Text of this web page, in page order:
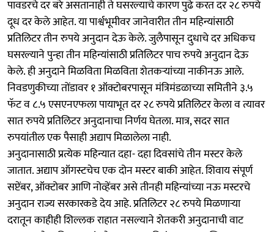
पावडरचे दर बरे असतानाही ते घसरल्याचे कारण पुढे करत दर २८ रुपये
दूध दर केले आहेत. या पार्श्वभूमीवर जानेवारीत तीन महिन्यांसाठी
प्रतिलिटर तीन रुपये अनुदान देऊ केले. जुलैपासून दुधाचे दर अधिकच
घसरल्याने पुन्हा तीन महिन्यांसाठी प्रतिलिटर पाच रुपये अनुदान देऊ
केले. ही अनुदाने मिळविता मिळविता शेतकऱ्यांच्या नाकीनऊ आले.
निवडणुकीच्या तोंडावर १ ऑक्टोबरपासून मंत्रिमंडळाच्या समितीने ३.५
फॅट व ८.५ एसएनएफला पायाभूत दर २८ रुपये प्रतिलिटर केला व त्यावर
सात रुपये प्रतिलिटर अनुदानाचा निर्णय घेतला. मात्र, सदर सात
रुपयांतील एक पैसाही अद्याप मिळालेला नाही.
अनुदानासाठी प्रत्येक महिन्यात दहा- दहा दिवसांचे तीन मस्टर केले
जातात. अद्याप ऑगस्टचेच एक दोन मस्टर बाकी आहेत. शिवाय संपूर्ण
सप्टेंबर, ऑक्टोबर आणि नोव्हेंबर असे तीनही महिन्यांच्या नऊ मस्टरचे
अनुदान राज्य सरकारकडे देय आहे. प्रतिलिटर २८ रुपये मिळणाऱ्या
दरातून काहीही शिल्लक राहात नसल्याने शेतकरी अनुदानाची वाट